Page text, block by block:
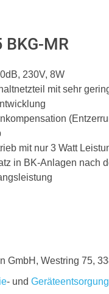
BKG-MR
230V, 8W
mit sehr
mit nur 3 Watt
in BK-Anlagen nach
GmbH, Westring 75,
- und Geräteentsorgung